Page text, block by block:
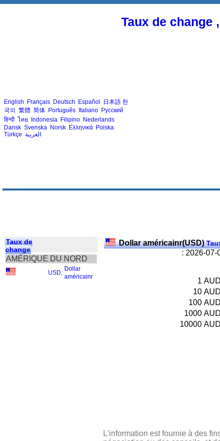
Taux de change
English Français Deutsch Español 日本語 한
국의 繁體 简体 Português Italiano Русский
हिन्दी ไทย Indonesia Filipino Nederlands
Dansk Svenska Norsk Ελληνικά Polska
Türkçe العربية
Taux de
change
AMÉRIQUE DU NORD
USD
Dollar
américainr
Dollar américainr(USD)
: 2026-07-
1
10
100
1000
10000
L'information est fournie à des